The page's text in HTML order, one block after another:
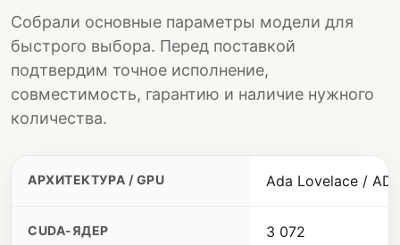
Собрали основные параметры модели для
быстрого выбора. Перед поставкой
подтвердим точное исполнение,
совместимость, гарантию и наличие нужного
количества.
АРХИТЕКТУРА / GPU Ada Lovelace /
CUDA-ЯДЕР 3 072